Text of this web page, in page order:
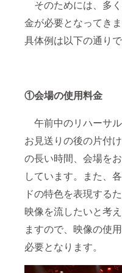
そのためには、多
金が必要となってきま
具体例は以下の通りで
①会場の使用料金
午前中のリハーサ
お見送りの後の片付
の長い時間、会場を
しています。また、
ドの特色を表現する
映像を流したいと考
ますので、映像の使
必要となります。